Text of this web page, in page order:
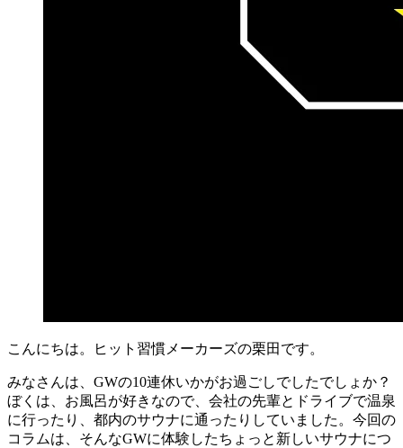
こんにちは。ヒット習慣メーカーズの栗田です。
みなさんは、GWの10連休いかがお過ごしでしたでしょか？
ぼくは、お風呂が好きなので、会社の先輩とドライブで温泉
に行ったり、都内のサウナに通ったりしていました。今回の
コラムは、そんなGWに体験したちょっと新しいサウナにつ